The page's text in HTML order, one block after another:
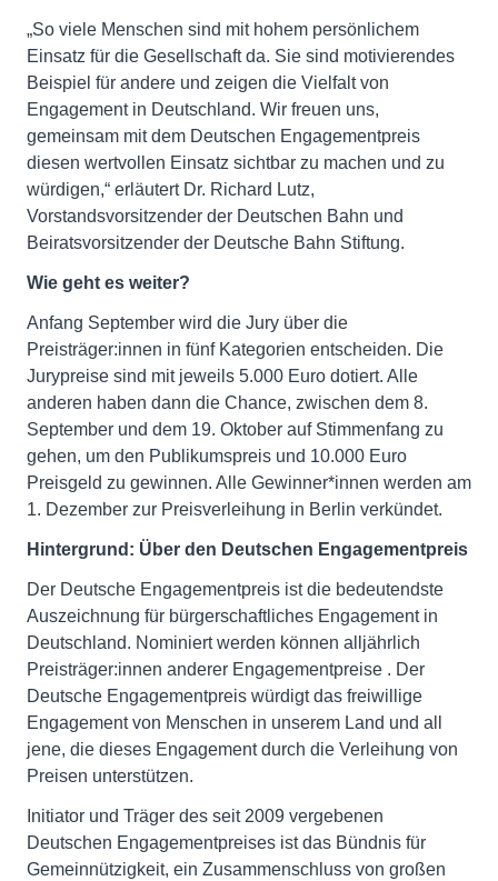
„So viele Menschen sind mit hohem persönlichem
Einsatz für die Gesellschaft da. Sie sind motivierendes
Beispiel für andere und zeigen die Vielfalt von
Engagement in Deutschland. Wir freuen uns,
gemeinsam mit dem Deutschen Engagementpreis
diesen wertvollen Einsatz sichtbar zu machen und zu
würdigen,“ erläutert Dr. Richard Lutz,
Vorstandsvorsitzender der Deutschen Bahn und
Beiratsvorsitzender der Deutsche Bahn Stiftung.
Wie geht es weiter?
Anfang September wird die Jury über die
Preisträger:innen in fünf Kategorien entscheiden. Die
Jurypreise sind mit jeweils 5.000 Euro dotiert. Alle
anderen haben dann die Chance, zwischen dem 8.
September und dem 19. Oktober auf Stimmenfang zu
gehen, um den Publikumspreis und 10.000 Euro
Preisgeld zu gewinnen. Alle Gewinner*innen werden am
1. Dezember zur Preisverleihung in Berlin verkündet.
Hintergrund: Über den Deutschen Engagementpreis
Der Deutsche Engagementpreis ist die bedeutendste
Auszeichnung für bürgerschaftliches Engagement in
Deutschland. Nominiert werden können alljährlich
Preisträger:innen anderer Engagementpreise . Der
Deutsche Engagementpreis würdigt das freiwillige
Engagement von Menschen in unserem Land und all
jene, die dieses Engagement durch die Verleihung von
Preisen unterstützen.
Initiator und Träger des seit 2009 vergebenen
Deutschen Engagementpreises ist das Bündnis für
Gemeinnützigkeit, ein Zusammenschluss von großen